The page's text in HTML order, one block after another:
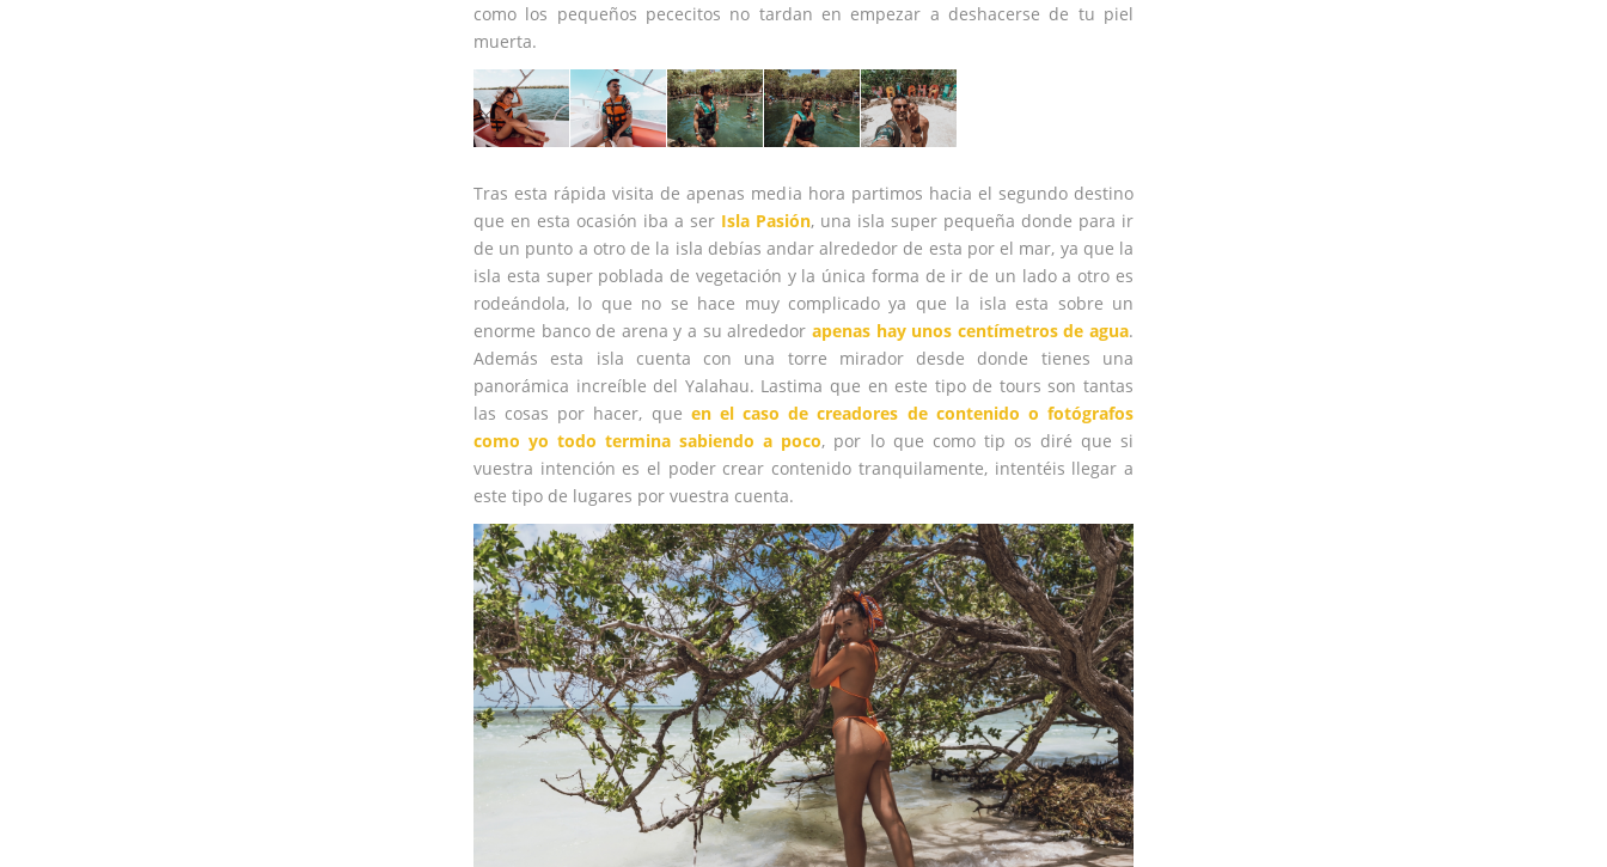
como los pequeños pececitos no tardan en empezar a deshacerse de tu piel
muerta.
Tras esta rápida visita de apenas media hora partimos hacia el segundo destino
que en esta ocasión iba a ser Isla Pasión, una isla super pequeña donde para ir
de un punto a otro de la isla debías andar alrededor de esta por el mar, ya que la
isla esta super poblada de vegetación y la única forma de ir de un lado a otro es
rodeándola, lo que no se hace muy complicado ya que la isla esta sobre un
enorme banco de arena y a su alrededor apenas hay unos centímetros de agua.
Además esta isla cuenta con una torre mirador desde donde tienes una
panorámica increíble del Yalahau. Lastima que en este tipo de tours son tantas
las cosas por hacer, que en el caso de creadores de contenido o fotógrafos
como yo todo termina sabiendo a poco, por lo que como tip os diré que si
vuestra intención es el poder crear contenido tranquilamente, intentéis llegar a
este tipo de lugares por vuestra cuenta.